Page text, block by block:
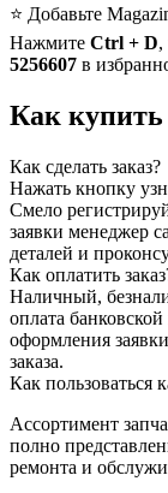
⭐ Добавьте
Нажмите Ctrl + D,
5256607 в
Как купить
Как сделать заказ?
Нажать кнопку
Смело
заявки менеджер
деталей и
Как оплатить
Наличный,
оплата
оформления
заказа.
Как пользоваться
Ассортимент
полно
ремонта и